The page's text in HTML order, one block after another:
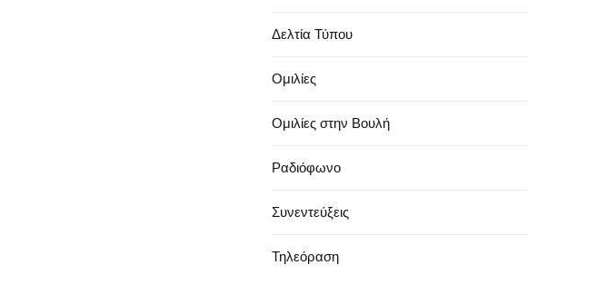
Δελτία Τύπου
Ομιλίες
Ομιλίες στην Βουλή
Ραδιόφωνο
Συνεντεύξεις
Τηλεόραση